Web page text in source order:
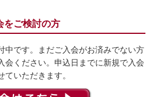
をご検討の方
中です。まだご入会がお済みでない方
会ください。申込日までに新規で入会
いただきます。